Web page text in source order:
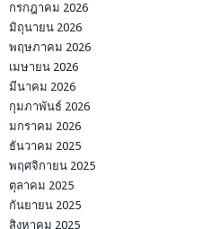
กรกฎาคม 2026
มิถุนายน 2026
พฤษภาคม 2026
เมษายน 2026
มีนาคม 2026
กุมภาพันธ์ 2026
มกราคม 2026
ธันวาคม 2025
พฤศจิกายน 2025
ตุลาคม 2025
กันยายน 2025
สิงหาคม 2025